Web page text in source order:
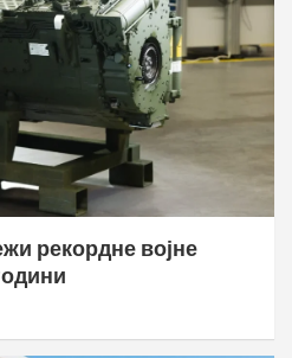
рекордне војне